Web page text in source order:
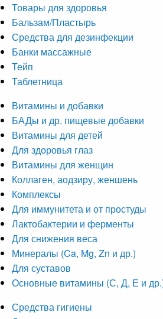
Товары для здоровья
Бальзам/Пластырь
Средства для дезинфекции
Банки массажные
Тейп
Таблетница
Витамины и добавки
БАДы и др. пищевые добавки
Витамины для детей
Для здоровья глаз
Витамины для женщин
Коллаген, аодзиру, женшень
Комплексы
Для иммунитета и от простуды
Лактобактерии и ферменты
Для снижения веса
Минералы (Ca, Mg, Zn и др.)
Для суставов
Основные витамины (С, Д, Е и
Средства гигиены